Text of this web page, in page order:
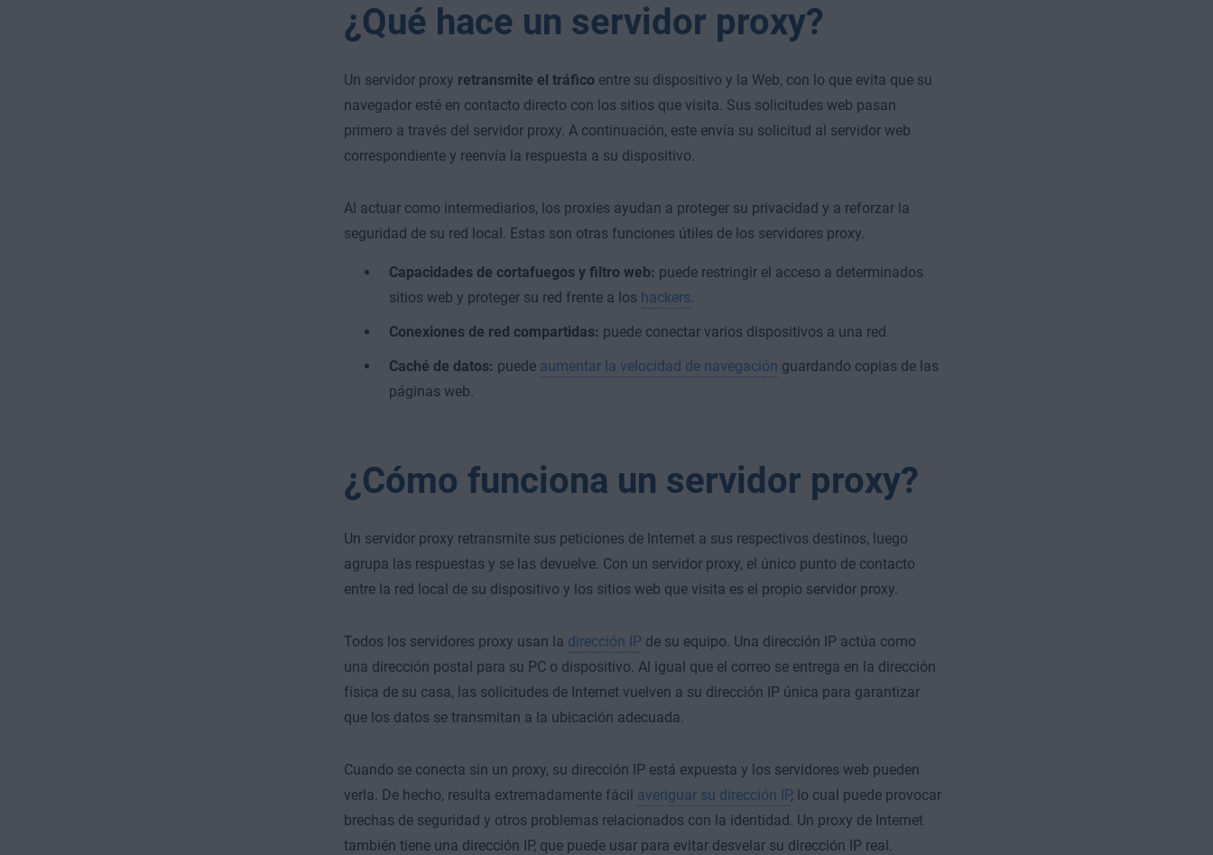
¿Qué hace un servidor proxy?
Un servidor proxy retransmite el tráficoentre su dispositivo y la Web, con lo que evita que su
navegador esté en contacto directo con los sitios que visita. Sus solicitudes web pasan
primero a través del servidor proxy. A continuación, este envía su solicitud al servidor web
correspondiente y reenvía la respuesta a su dispositivo.
Al actuar como intermediarios, los proxies ayudan a proteger su privacidad y a reforzar la
seguridad de su red local. Estas son otras funciones útiles de los servidores proxy.
Capacidades de cortafuegos y filtro web: puede restringir el acceso a determinados
sitios web y proteger su red frente a los hackers.
Conexiones de red compartidas: puede conectar varios dispositivos a una red.
Caché de datos: puede aumentar la velocidad de navegación guardando copias de las
páginas web.
¿Cómo funciona un servidor proxy?
Un servidor proxy retransmite sus peticiones de Internet a sus respectivos destinos, luego
agrupa las respuestas y se las devuelve. Con un servidor proxy, el único punto de contacto
entre la red local de su dispositivo y los sitios web que visita es el propio servidor proxy.
Todos los servidores proxy usan la dirección IP de su equipo. Una dirección IP actúa como
una dirección postal para su PC o dispositivo. Al igual que el correo se entrega en la dirección
física de su casa, las solicitudes de Internet vuelven a su dirección IP única para garantizar
que los datos se transmitan a la ubicación adecuada.
Cuando se conecta sin un proxy, su dirección IP está expuesta y los servidores web pueden
verla. De hecho, resulta extremadamente fácil averiguar su dirección IP, lo cual puede provocar
brechas de seguridad y otros problemas relacionados con la identidad. Un proxy de Internet
también tiene una dirección IP, que puede usar para evitar desvelar su dirección IP real.